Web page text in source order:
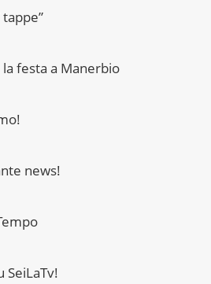
la festa a Manerbio
news!
SeiLaTv!